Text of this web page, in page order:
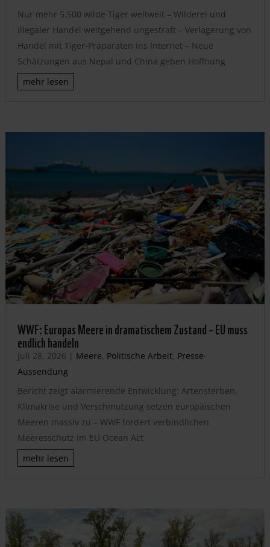
Nur mehr 5.500 wilde Tiger weltweit – Wilderei und
illegaler Handel weitgehend ungestraft – Verlagerung von
Handel mit Tiger-Präparaten ins Internet – Neue
Schätzungen aus Nepal und China geben Hoffnung
mehr lesen
WWF: Europas Meere in dramatischem Zustand – EU muss
endlich handeln
Juli 28, 2026 | Meere, Politische Arbeit, Presse-
Aussendung
Bericht zeigt alarmierende Entwicklung: Artensterben,
Klimakrise und Verschmutzung setzen europäischen
Meeren massiv zu – WWF fordert verbindlichen
Meeresschutz im EU Ocean Act
mehr lesen